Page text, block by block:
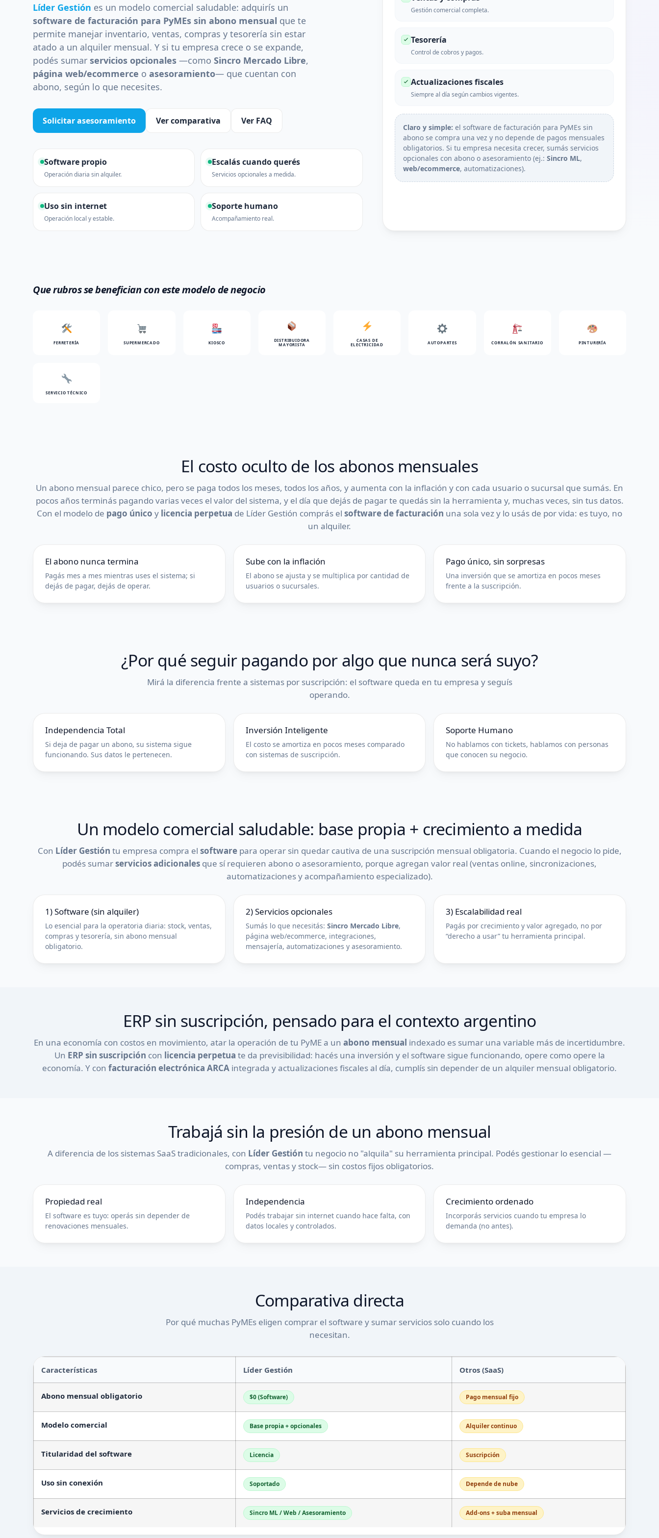
Mantené tus sucursales actualizadas Descubri herramientas que potencian Automatizaciones
Líder Gestión es un modelo comercial saludable: adquirís un
software de facturación para PyMEs sin abono mensual que te
permite manejar inventario, ventas, compras y tesorería sin estar
atado a un alquiler mensual. Y si tu empresa crece o se expande,
podés sumar servicios opcionales —como Sincro Mercado Libre,
página web/ecommerce o asesoramiento— que cuentan con
abono, según lo que necesites.
Solicitar asesoramiento Ver comparativa Ver FAQ
Software propio
Operación diaria sin alquiler.
Escalás cuando querés
Servicios opcionales a medida.
Uso sin internet
Operación local y estable.
Soporte humano
Acompañamiento real.
Gestión comercial completa.
Tesorería
Control de cobros y pagos.
Actualizaciones fiscales
Siempre al día según cambios vigentes.
Claro y simple: el software de facturación para PyMEs sin
abono se compra una vez y no depende de pagos mensuales
obligatorios. Si tu empresa necesita crecer, sumás servicios
opcionales con abono o asesoramiento (ej.: Sincro ML,
web/ecommerce, automatizaciones).
Que rubros se benefician con este modelo de negocio
FERRETERÍA SUPERMERCADO KIOSCO
DISTRIBUIDORA
MAYORISTA
CASAS DE
ELECTRICIDAD
AUTOPARTES CORRALÓN SANITARIO PINTURERÍA
SERVICIO TÉCNICO
El costo oculto de los abonos mensuales
Un abono mensual parece chico, pero se paga todos los meses, todos los años, y aumenta con la inflación y con cada usuario o sucursal que sumás. En
pocos años terminás pagando varias veces el valor del sistema, y el día que dejás de pagar te quedás sin la herramienta y, muchas veces, sin tus datos.
Con el modelo de pago único y licencia perpetua de Líder Gestión comprás el software de facturación una sola vez y lo usás de por vida: es tuyo, no
un alquiler.
El abono nunca termina
Pagás mes a mes mientras uses el sistema; si
dejás de pagar, dejás de operar.
Sube con la inflación
El abono se ajusta y se multiplica por cantidad de
usuarios o sucursales.
Pago único, sin sorpresas
Una inversión que se amortiza en pocos meses
frente a la suscripción.
¿Por qué seguir pagando por algo que nunca será suyo?
Mirá la diferencia frente a sistemas por suscripción: el software queda en tu empresa y seguís
operando.
Independencia Total
Si deja de pagar un abono, su sistema sigue
funcionando. Sus datos le pertenecen.
Inversión Inteligente
El costo se amortiza en pocos meses comparado
con sistemas de suscripción.
Soporte Humano
No hablamos con tickets, hablamos con personas
que conocen su negocio.
Un modelo comercial saludable: base propia + crecimiento a medida
Con Líder Gestión tu empresa compra el softwarepara operar sin quedar cautiva de una suscripción mensual obligatoria. Cuando el negocio lo pide,
podés sumarservicios adicionales que sí requieren abono o asesoramiento, porque agregan valor real (ventas online, sincronizaciones,
automatizaciones y acompañamiento especializado).
1) Software (sin alquiler)
Lo esencial para la operatoria diaria: stock, ventas,
compras y tesorería, sin abono mensual
obligatorio.
2) Servicios opcionales
Sumás lo que necesitás: Sincro Mercado Libre,
página web/ecommerce, integraciones,
mensajería, automatizaciones y asesoramiento.
3) Escalabilidad real
Pagás por crecimiento y valor agregado, no por
“derecho a usar” tu herramienta principal.
ERP sin suscripción, pensado para el contexto argentino
En una economía con costos en movimiento, atar la operación de tu PyME a un abono mensual indexado es sumar una variable más de incertidumbre.
Un ERP sin suscripción con licencia perpetua te da previsibilidad: hacés una inversión y el software sigue funcionando, opere como opere la
economía. Y con facturación electrónica ARCA integrada y actualizaciones fiscales al día, cumplís sin depender de un alquiler mensual obligatorio.
Trabajá sin la presión de un abono mensual
A diferencia de los sistemas SaaS tradicionales, con Líder Gestión tu negocio no "alquila" su herramienta principal. Podés gestionar lo esencial —
compras, ventas y stock— sin costos fijos obligatorios.
Propiedad real
El software es tuyo: operás sin depender de
renovaciones mensuales.
Independencia
Podés trabajar sin internet cuando hace falta, con
datos locales y controlados.
Crecimiento ordenado
Incorporás servicios cuando tu empresa lo
demanda (no antes).
Comparativa directa
Por qué muchas PyMEs eligen comprar el software y sumar servicios solo cuando los
necesitan.
Características Líder Gestión Otros (SaaS)
Abono mensual obligatorio $0 (Software) Pago mensual fijo
Modelo comercial Base propia + opcionales Alquiler continuo
Titularidad del software Licencia Suscripción
Uso sin conexión Soportado Depende de nube
Servicios de crecimiento Sincro ML / Web / Asesoramiento Add-ons + suba mensual